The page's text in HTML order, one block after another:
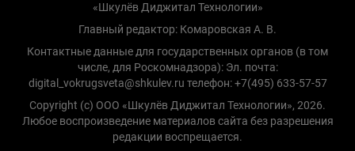
«Шкулёв Диджитал Технологии»
Главный редактор: Комаровская А. В.
Контактные данные для государственных органов (в том
числе, для Роскомнадзора): Эл. почта:
digital_vokrugsveta@shkulev.ru телефон: +7(495) 633-57-57
Copyright (с) ООО «Шкулёв Диджитал Технологии», 2026.
Любое воспроизведение материалов сайта без разрешения
редакции воспрещается.